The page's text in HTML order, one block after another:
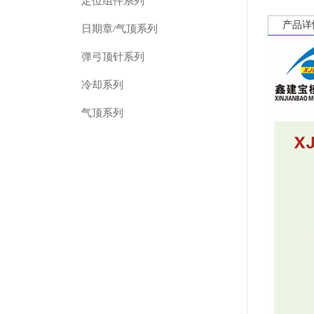
日期章/气顶系列
弹弓顶针系列
冷却系列
气顶系列
产品详